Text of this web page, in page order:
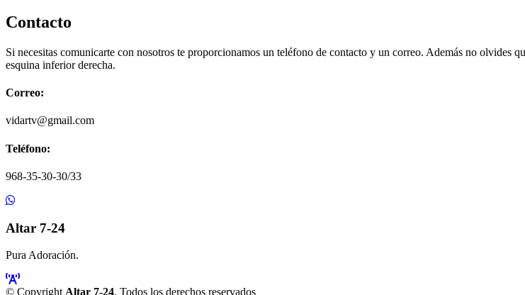
Contacto
Si necesitas comunicarte con nosotros te proporcionamos un teléfono de contacto y un correo. Además no olvides
esquina inferior derecha.
Correo:
vidartv@gmail.com
Teléfono:
968-35-30-30/33
Altar 7-24
Pura Adoración.
© Copyright Altar 7-24. Todos los derechos reservados